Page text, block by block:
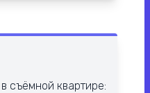
съёмной квартире: